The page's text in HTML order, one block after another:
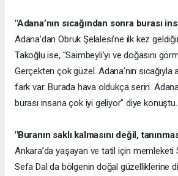
"Adana’nın sıcağından sonra burası
Adana’dan Obruk Şelalesi’ne ilk kez
Takoğlu ise, "Saimbeyli’yi ve doğasını
Gerçekten çok güzel. Adana’nın sıcağıyla
fark var. Burada hava oldukça serin.
burası insana çok iyi geliyor" diye konuştu.
"Buranın saklı kalmasını değil,
Ankara’da yaşayan ve tatil için memleketi
Sefa Dal da bölgenin doğal güzelliklerine